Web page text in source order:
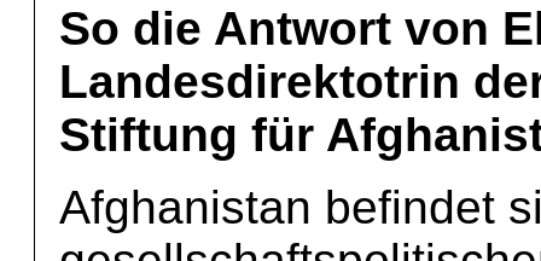
So die Antwort von
Landesdirektotrin
Stiftung für
Afghanistan befindet